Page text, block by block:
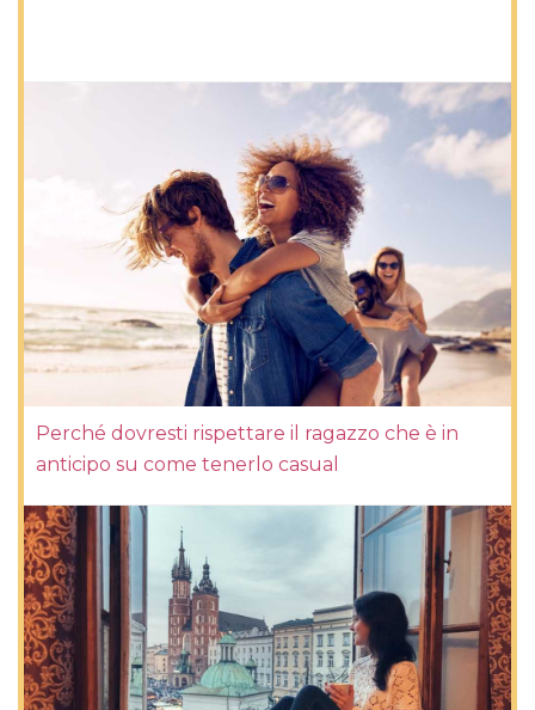
Perché dovresti rispettare il ragazzo che è in
anticipo su come tenerlo casual